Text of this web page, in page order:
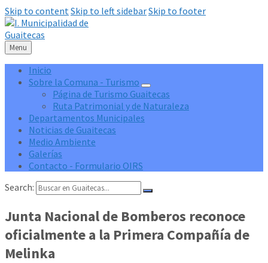
Skip to contentSkip to left sidebarSkip to footer
Menu
Inicio
Sobre la Comuna - Turismo
Página de Turismo Guaitecas
Ruta Patrimonial y de Naturaleza
Departamentos Municipales
Noticias de Guaitecas
Medio Ambiente
Galerías
Contacto - Formulario OIRS
Search:
Junta Nacional de Bomberos reconoce
oficialmente a la Primera Compañía de
Melinka